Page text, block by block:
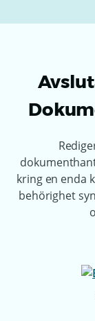
kring en enda
behörighet